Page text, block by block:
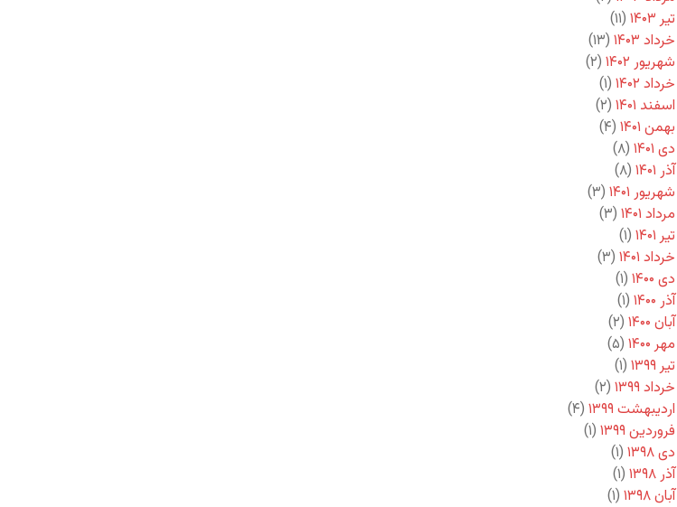
تیر ۱۴۰۳
(۱۱)
خرداد ۱۴۰۳
(۱۳)
شهریور ۱۴۰۲
(۲)
خرداد ۱۴۰۲
(۱)
اسفند ۱۴۰۱
(۲)
بهمن ۱۴۰۱
(۴)
دی ۱۴۰۱
(۸)
آذر ۱۴۰۱
(۸)
شهریور ۱۴۰۱
(۳)
مرداد ۱۴۰۱
(۳)
تیر ۱۴۰۱
(۱)
خرداد ۱۴۰۱
(۳)
دی ۱۴۰۰
(۱)
آذر ۱۴۰۰
(۱)
آبان ۱۴۰۰
(۲)
مهر ۱۴۰۰
(۵)
تیر ۱۳۹۹
(۱)
خرداد ۱۳۹۹
(۲)
اردیبهشت ۱۳۹۹
(۴)
فروردین ۱۳۹۹
(۱)
دی ۱۳۹۸
(۱)
آذر ۱۳۹۸
(۱)
آبان ۱۳۹۸
(۱)